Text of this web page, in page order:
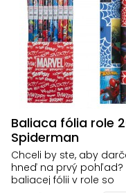
Baliaca fólia role
Spiderman
Chceli by ste, aby
hneď na prvý pohľad?
baliacej fólii v role so